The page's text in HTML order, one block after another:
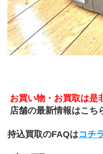
お買い物・お買取は是
店舗の最新情報はこち
持込買取のFAQはコチ